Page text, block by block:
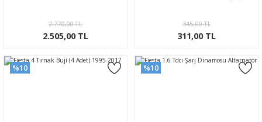
2.770,00 TL
2.505,00 TL
345,00 TL
311,00 TL
%10 %10